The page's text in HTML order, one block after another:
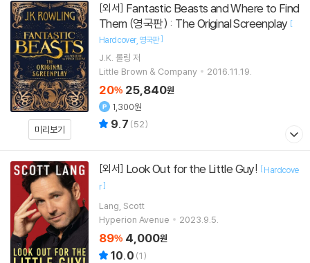
미리보기
[외서]
Them (영국판) : The Original Screenplay [
Hardcover 영국판]
J.K. 롤링 저
Little Brown & Company
2016.11.19.
20% 25,840원
1,300원
9.7 (52)
[외서] Look Out for the Little Guy! [Hardcove
r]
Lang, Scott
Hyperion Avenue
2023.9.5.
89% 4,000원
10.0 (1)